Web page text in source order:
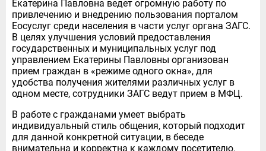
Екатерина Павловна ведет огромную работу по
привлечению и внедрению пользования порталом
Еосуслуг среди населения в части услуг органа ЗАГС.
В целях улучшения условий предоставления
государственных и муниципальных услуг под
управлением Екатерины Павловны организован
прием граждан в «режиме одного окна», для
удобства получения жителями различных услуг в
одном месте, сотрудники ЗАГС ведут прием в МФЦ.
В работе с гражданами умеет выбрать
индивидуальный стиль общения, который подходит
для данной конкретной ситуации, в беседе
внимательна и корректна к каждому посетителю.